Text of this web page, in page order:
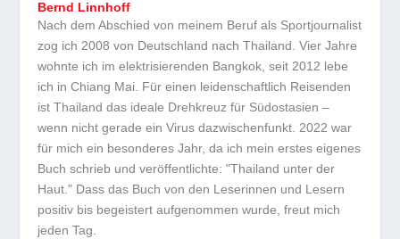
Bernd Linnhoff
Nach dem Abschied von meinem Beruf als Sportjournalist
zog ich 2008 von Deutschland nach Thailand. Vier Jahre
wohnte ich im elektrisierenden Bangkok, seit 2012 lebe
ich in Chiang Mai. Für einen leidenschaftlich Reisenden
ist Thailand das ideale Drehkreuz für Südostasien –
wenn nicht gerade ein Virus dazwischenfunkt. 2022 war
für mich ein besonderes Jahr, da ich mein erstes eigenes
Buch schrieb und veröffentlichte: "Thailand unter der
Haut." Dass das Buch von den Leserinnen und Lesern
positiv bis begeistert aufgenommen wurde, freut mich
jeden Tag.